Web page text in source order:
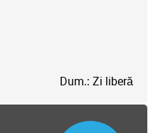
Dum.: Zi liberă